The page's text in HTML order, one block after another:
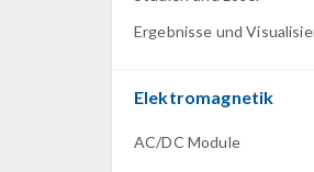
Ergebnisse und
Elektromagnetik
AC/DC Module